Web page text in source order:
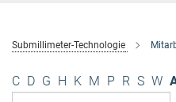
Submillimeter-Technologie
C D G H K M P R S W